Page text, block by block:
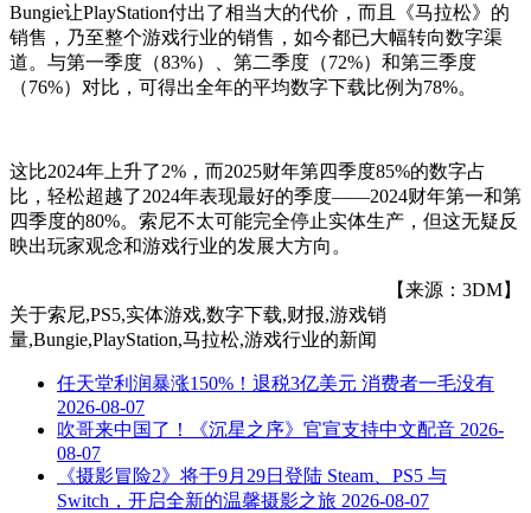
Bungie让PlayStation付出了相当大的代价，而且《马拉松》的
销售，乃至整个游戏行业的销售，如今都已大幅转向数字渠
道。与第一季度（83%）、第二季度（72%）和第三季度
（76%）对比，可得出全年的平均数字下载比例为78%。
这比2024年上升了2%，而2025财年第四季度85%的数字占
比，轻松超越了2024年表现最好的季度——2024财年第一和第
四季度的80%。索尼不太可能完全停止实体生产，但这无疑反
映出玩家观念和游戏行业的发展大方向。
【来源：3DM】
关于索尼,PS5,实体游戏,数字下载,财报,游戏销
量,Bungie,PlayStation,马拉松,游戏行业的新闻
任天堂利润暴涨150%！退税3亿美元 消费者一毛没有
2026-08-07
吹哥来中国了！《沉星之序》官宣支持中文配音 2026-
08-07
《摄影冒险2》将于9月29日登陆 Steam、PS5 与
Switch，开启全新的温馨摄影之旅 2026-08-07